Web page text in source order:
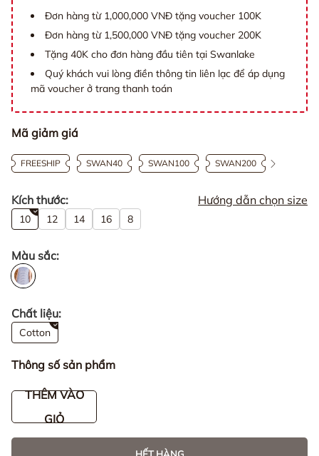
Đơn hàng từ 1,000,000 VNĐ tặng voucher 100K
Đơn hàng từ 1,500,000 VNĐ tặng voucher 200K
Tặng 40K cho đơn hàng đầu tiên tại Swanlake
Quý khách vui lòng điền thông tin liên lạc để áp dụng
mã voucher ở trang thanh toán
Mã giảm giá
FREESHIP SWAN40 SWAN100 SWAN200
Kích thước: Hướng dẫn chọn size
10 12 14 16 8
Màu sắc:
Chất liệu:
Cotton
Thông số sản phẩm
THÊM VÀO
GIỎ